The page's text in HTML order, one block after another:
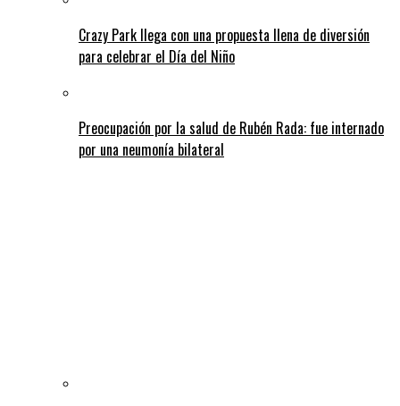
Crazy Park llega con una propuesta llena de diversión
para celebrar el Día del Niño
Preocupación por la salud de Rubén Rada: fue internado
por una neumonía bilateral